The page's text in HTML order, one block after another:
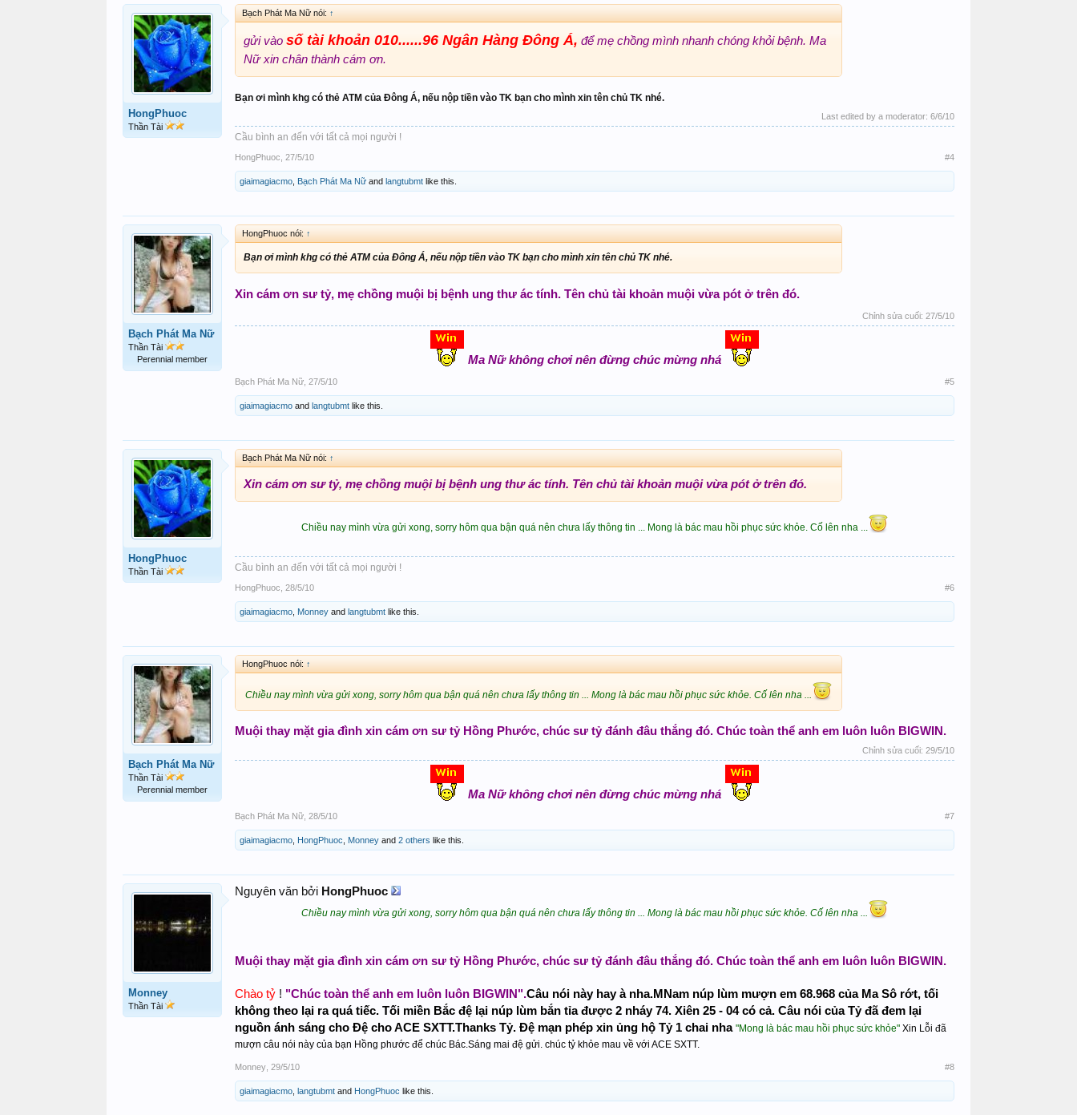
HongPhuoc
Thần Tài
Bạch Phát Ma Nữ nói: ↑
gửi vào số tài khoản 010......96 Ngân Hàng Đông Á, để mẹ chồng mình nhanh chóng khỏi bệnh. Ma
Nữ xin chân thành cám ơn.
Bạn ơi mình khg có thẻ ATM của Đông Á, nếu nộp tiền vào TK bạn cho mình xin tên chủ TK nhé.
Last edited by a moderator: 6/6/10
Cầu bình an đến với tất cả mọi người !
HongPhuoc 27/5/10 #4
giaimagiacmo Bạch Phát Ma Nữ and langtubmt like this.
Bạch Phát Ma Nữ
Thần Tài
Perennial member
HongPhuoc nói: ↑
Bạn ơi mình khg có thẻ ATM của Đông Á, nếu nộp tiền vào TK bạn cho mình xin tên chủ TK nhé.
Xin cám ơn sư tỷ, mẹ chồng muội bị bệnh ung thư ác tính. Tên chủ tài khoản muội vừa pót ở trên đó.
Chỉnh sửa cuối: 27/5/10
Ma Nữ không chơi nên đừng chúc mừng nhá
Bạch Phát Ma Nữ 27/5/10 #5
giaimagiacmo and langtubmt like this.
HongPhuoc
Thần Tài
Bạch Phát Ma Nữ nói: ↑
Xin cám ơn sư tỷ, mẹ chồng muội bị bệnh ung thư ác tính. Tên chủ tài khoản muội vừa pót ở trên đó.
Chiều nay mình vừa gửi xong, sorry hôm qua bận quá nên chưa lấy thông tin ... Mong là bác mau hồi phục sức khỏe. Cố lên nha ...
Cầu bình an đến với tất cả mọi người !
HongPhuoc 28/5/10 #6
giaimagiacmo Monney and langtubmt like this.
Bạch Phát Ma Nữ
Thần Tài
Perennial member
HongPhuoc nói: ↑
Chiều nay mình vừa gửi xong, sorry hôm qua bận quá nên chưa lấy thông tin ... Mong là bác mau hồi phục sức khỏe. Cố lên nha ...
Muội thay mặt gia đình xin cám ơn sư tỷ Hồng Phước, chúc sư tỷ đánh đâu thắng đó. Chúc toàn thể anh em luôn luôn BIGWIN.
Chỉnh sửa cuối: 29/5/10
Ma Nữ không chơi nên đừng chúc mừng nhá
Bạch Phát Ma Nữ 28/5/10 #7
giaimagiacmo HongPhuoc Monney and 2 others like this.
Monney
Thần Tài
Nguyên văn bởi HongPhuoc
Chiều nay mình vừa gửi xong, sorry hôm qua bận quá nên chưa lấy thông tin ... Mong là bác mau hồi phục sức khỏe. Cố lên nha ...
Muội thay mặt gia đình xin cám ơn sư tỷ Hồng Phước, chúc sư tỷ đánh đâu thắng đó. Chúc toàn thể anh em luôn luôn BIGWIN.
Chào tỷ ! "Chúc toàn thể anh em luôn luôn BIGWIN".Câu nói này hay à nha.MNam núp lùm mượn em 68.968 của Ma Sô rớt, tối
không theo lại ra quá tiếc. Tối miền Bắc đệ lại núp lùm bắn tỉa được 2 nháy 74. Xiên 25 - 04 có cả. Câu nói của Tỷ đã đem lại
nguồn ánh sáng cho Đệ cho ACE SXTT.Thanks Tỷ. Đệ mạn phép xin ủng hộ Tỷ 1 chai nha "Mong là bác mau hồi phục sức khỏe" Xin Lỗi đã
mượn câu nói này của bạn Hồng phước để chúc Bác.Sáng mai đệ gửi. chúc tỷ khỏe mau về với ACE SXTT.
Monney 29/5/10 #8
giaimagiacmo langtubmt and HongPhuoc like this.